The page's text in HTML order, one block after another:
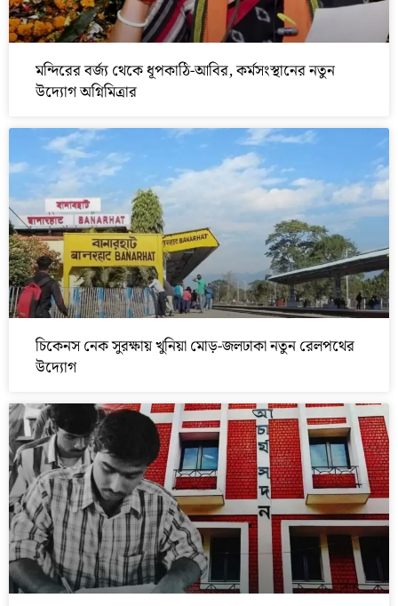
মন্দিরের বর্জ্য থেকে ধূপকাঠি-আবির, কর্মসংস্থানের নতুন
উদ্যোগ অগ্নিমিত্রার
চিকেনস নেক সুরক্ষায় খুনিয়া মোড়-জলঢাকা নতুন রেলপথের
উদ্যোগ